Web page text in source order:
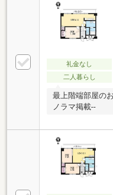
礼金なし
二人暮らし
最上階端部屋の
ノラマ掲載--